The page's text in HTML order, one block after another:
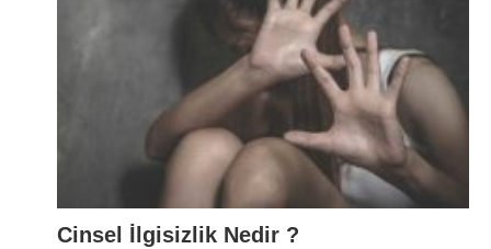
Cinsel İlgisizlik Nedir ?